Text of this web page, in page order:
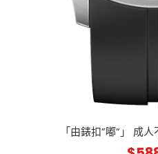
「由錶扣”嘟”」 成